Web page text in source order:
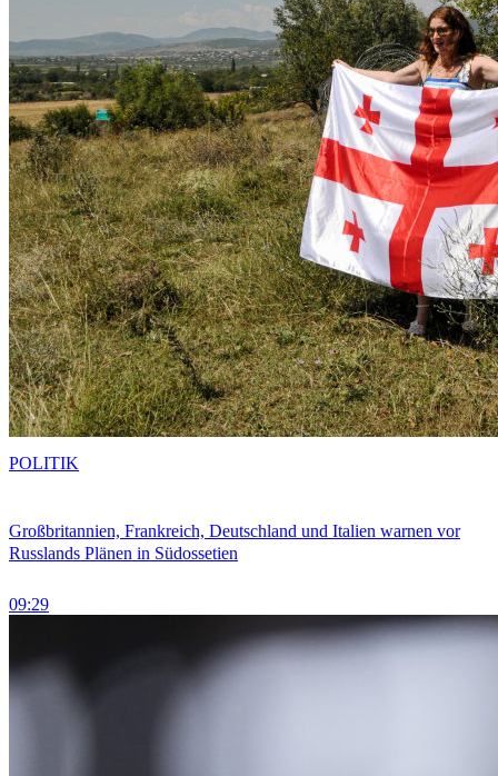
Großbritannien, Frankreich, Deutschland und Italien warnen vor
Russlands Plänen in Südossetien
09:29
POLITIK